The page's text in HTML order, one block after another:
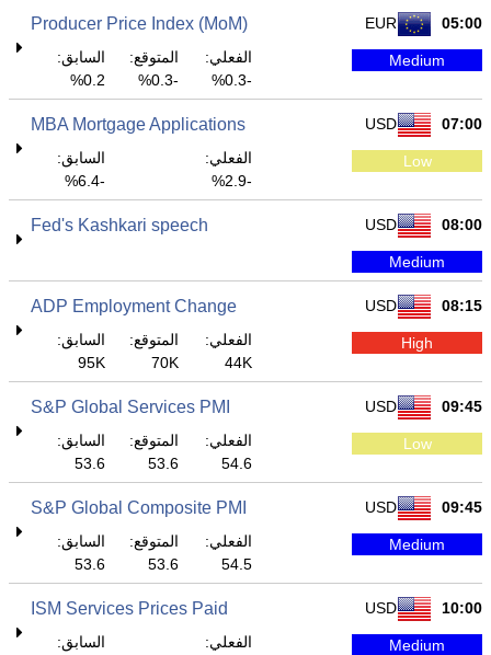
05:00
EUR
Producer Price Index (MoM)
Medium
الفعلي:
-0.3%
المتوقع:
-0.3%
السابق:
0.2%
07:00
USD
MBA Mortgage Applications
Low
الفعلي:
-2.9%
السابق:
-6.4%
08:00
USD
Fed's Kashkari speech
Medium
08:15
USD
ADP Employment Change
High
الفعلي:
44K
المتوقع:
70K
السابق:
95K
09:45
USD
S&P Global Services PMI
Low
الفعلي:
54.6
المتوقع:
53.6
السابق:
53.6
09:45
USD
S&P Global Composite PMI
Medium
الفعلي:
54.5
المتوقع:
53.6
السابق:
53.6
10:00
USD
ISM Services Prices Paid
Medium
الفعلي:
السابق: